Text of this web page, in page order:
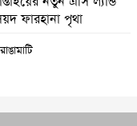
ফারহানা পৃথা
রাঙামাটি